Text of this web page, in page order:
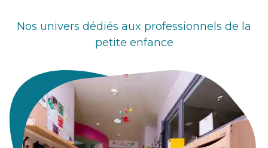
Nos univers dédiés aux professionnels de la
petite enfance